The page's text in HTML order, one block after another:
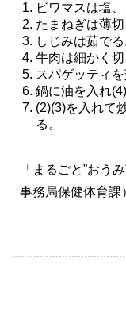
ビワマスは塩
たまねぎは薄
しじみは茹でる
牛肉は細かく切
スパゲッティを
鍋に油を入れ
(2)(3)を入れて
る。
「まるごと”おう
事務局保健体育課